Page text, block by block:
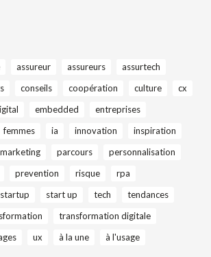
assureur assureurs
assurtech
conseils coopération culture
cx
embedded
entreprises
femmes ia innovation
inspiration
marketing parcours
personnalisation
prevention risque
rpa
startup start up tech
tendances
transformation digitale
ux à la une
à l'usage